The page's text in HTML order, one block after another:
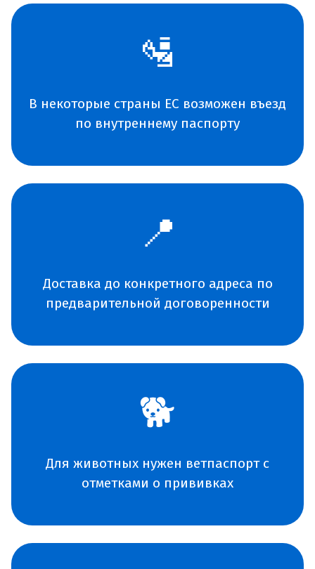
🛂
В некоторые страны ЕС возможен въезд
по внутреннему паспорту
📍
Доставка до конкретного адреса по
предварительной договоренности
🐕
Для животных нужен ветпаспорт с
отметками о прививках